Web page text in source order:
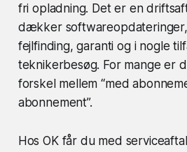
fri opladning. Det er en
dækker
fejlfinding, garanti og i nogle
teknikerbesøg. For mange er
forskel mellem “med
abonnement”.
Hos OK får du med